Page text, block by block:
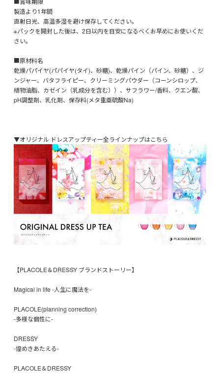
製造より1年間
直射日光、高温多湿を避け保存してください。
※パックを開封した後は、2日以内を目安になるべくお早めにお使いくだ
さい。
■原材料名
乾燥パパイヤ(パパイヤ(タイ)、砂糖)、乾燥パイン（パイン、砂糖）、ジ
ンジャー、バタフライピー、クリーミングパウダー（コーンシロップ、
植物油脂、カゼイン（乳成分を含む））、サフラワー/香料、クエン酸、
pH調整剤、乳化剤、保存料(メタ重亜硫酸Na)
▼オリジナル ドレスアップティー全ラインナップはこちら
【PLACOLE＆DRESSY ブランドストーリー】
Magical in life -人生に魔法を-
PLACOLE(planning correction)
-多様な個性に-
DRESSY
-煌めきあたえる-
PLACOLE＆DRESSY